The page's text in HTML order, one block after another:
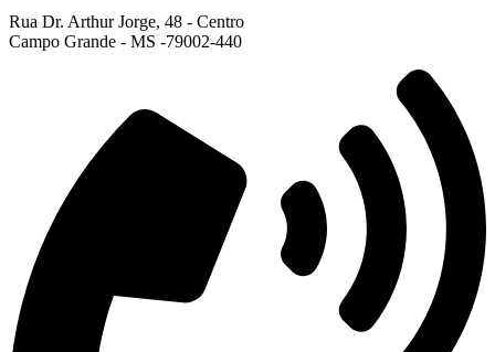
Rua Dr. Arthur Jorge, 48 - Centro
Campo Grande - MS -79002-440